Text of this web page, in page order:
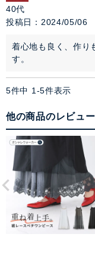
40代
投稿日
2024/05/06
着心地も良く、作り
す。
5件中 1-5件表示
他の商品のレビュ